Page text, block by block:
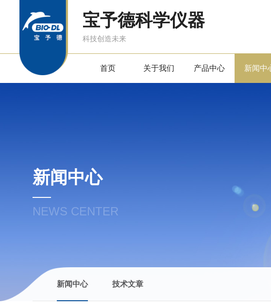
宝予德科学仪器
科技创造未来
首页 关于我们 产品中心 新闻中
新闻中心
NEWS CENTER
新闻中心 技术文章